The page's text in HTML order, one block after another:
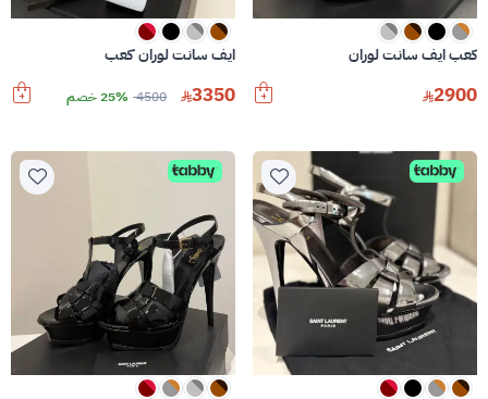
كعب ايف سانت لوران
2900
ايف سانت لوران كعب
3350
4500 25% خصم